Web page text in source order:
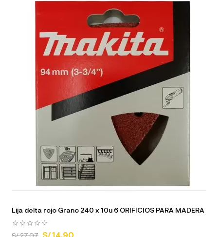
Lija delta rojo Grano 240 x 10u 6 ORIFICIOS PARA MADERA
S/ 27.07 S/ 14.90